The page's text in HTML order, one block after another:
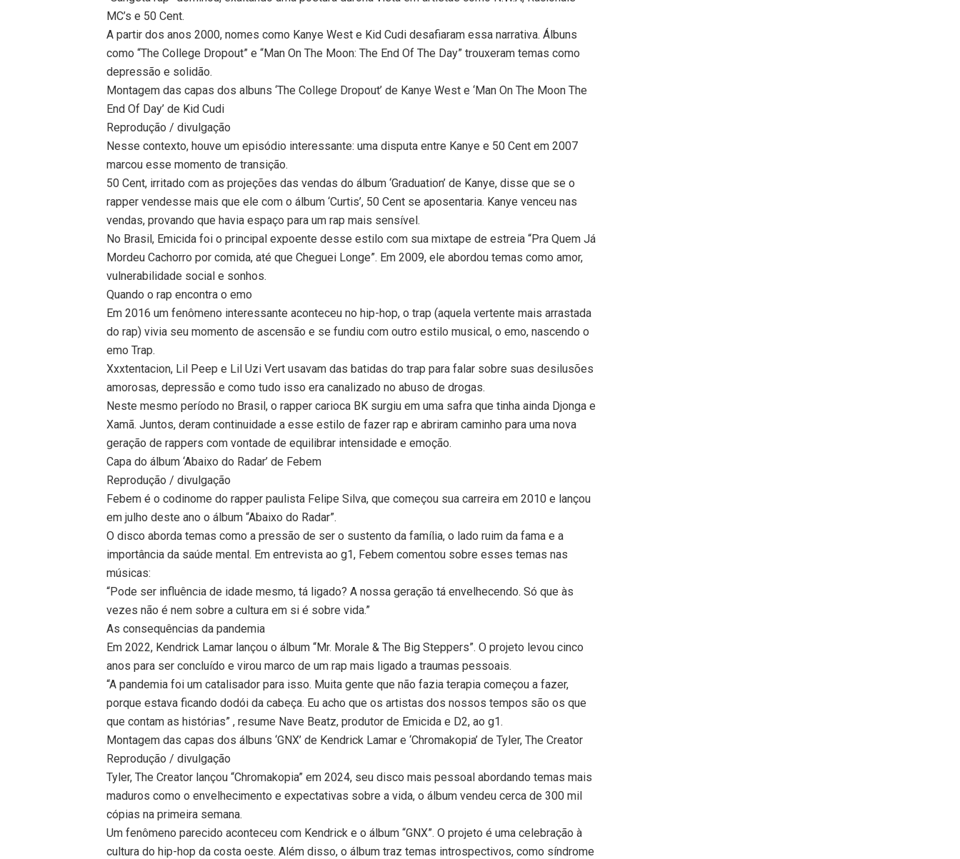
MC’s e 50 Cent.
A partir dos anos 2000, nomes como Kanye West e Kid Cudi desafiaram essa narrativa. Álbuns
como “The College Dropout” e “Man On The Moon: The End Of The Day” trouxeram temas como
depressão e solidão.
Montagem das capas dos albuns ‘The College Dropout’ de Kanye West e ‘Man On The Moon The
End Of Day’ de Kid Cudi
Reprodução / divulgação
Nesse contexto, houve um episódio interessante: uma disputa entre Kanye e 50 Cent em 2007
marcou esse momento de transição.
50 Cent, irritado com as projeções das vendas do álbum ‘Graduation’ de Kanye, disse que se o
rapper vendesse mais que ele com o álbum ‘Curtis’, 50 Cent se aposentaria. Kanye venceu nas
vendas, provando que havia espaço para um rap mais sensível.
No Brasil, Emicida foi o principal expoente desse estilo com sua mixtape de estreia “Pra Quem Já
Mordeu Cachorro por comida, até que Cheguei Longe”. Em 2009, ele abordou temas como amor,
vulnerabilidade social e sonhos.
Quando o rap encontra o emo
Em 2016 um fenômeno interessante aconteceu no hip-hop, o trap (aquela vertente mais arrastada
do rap) vivia seu momento de ascensão e se fundiu com outro estilo musical, o emo, nascendo o
emo Trap.
Xxxtentacion, Lil Peep e Lil Uzi Vert usavam das batidas do trap para falar sobre suas desilusões
amorosas, depressão e como tudo isso era canalizado no abuso de drogas.
Neste mesmo período no Brasil, o rapper carioca BK surgiu em uma safra que tinha ainda Djonga e
Xamã. Juntos, deram continuidade a esse estilo de fazer rap e abriram caminho para uma nova
geração de rappers com vontade de equilibrar intensidade e emoção.
Capa do álbum ‘Abaixo do Radar’ de Febem
Reprodução / divulgação
Febem é o codinome do rapper paulista Felipe Silva, que começou sua carreira em 2010 e lançou
em julho deste ano o álbum “Abaixo do Radar”.
O disco aborda temas como a pressão de ser o sustento da família, o lado ruim da fama e a
importância da saúde mental. Em entrevista ao g1, Febem comentou sobre esses temas nas
músicas:
“Pode ser influência de idade mesmo, tá ligado? A nossa geração tá envelhecendo. Só que às
vezes não é nem sobre a cultura em si é sobre vida.”
As consequências da pandemia
Em 2022, Kendrick Lamar lançou o álbum “Mr. Morale & The Big Steppers”. O projeto levou cinco
anos para ser concluído e virou marco de um rap mais ligado a traumas pessoais.
“A pandemia foi um catalisador para isso. Muita gente que não fazia terapia começou a fazer,
porque estava ficando dodói da cabeça. Eu acho que os artistas dos nossos tempos são os que
que contam as histórias” , resume Nave Beatz, produtor de Emicida e D2, ao g1.
Montagem das capas dos álbuns ‘GNX’ de Kendrick Lamar e ‘Chromakopia’ de Tyler, The Creator
Reprodução / divulgação
Tyler, The Creator lançou “Chromakopia” em 2024, seu disco mais pessoal abordando temas mais
maduros como o envelhecimento e expectativas sobre a vida, o álbum vendeu cerca de 300 mil
cópias na primeira semana.
Um fenômeno parecido aconteceu com Kendrick e o álbum “GNX”. O projeto é uma celebração à
cultura do hip-hop da costa oeste. Além disso, o álbum traz temas introspectivos, como síndrome